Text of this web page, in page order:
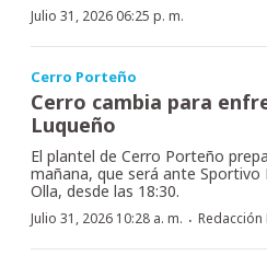
Julio 31, 2026 06:25 p. m.
Cerro Porteño
Cerro cambia para
Luqueño
El plantel de Cerro Porteño
mañana, que será ante Sportivo
Olla, desde las 18:30.
Julio 31, 2026 10:28 a. m. · Redacción